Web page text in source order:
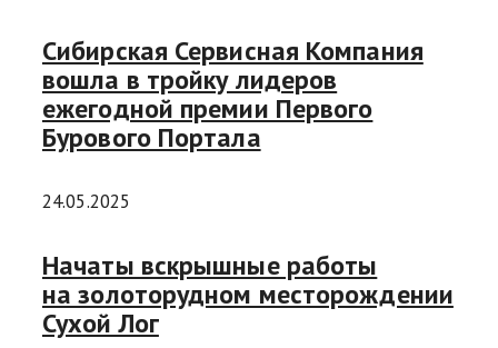
Сибирская Сервисная Компания
вошла в тройку лидеров
ежегодной премии Первого
Бурового Портала
24.05.2025
Начаты вскрышные работы
на золоторудном месторождении
Сухой Лог